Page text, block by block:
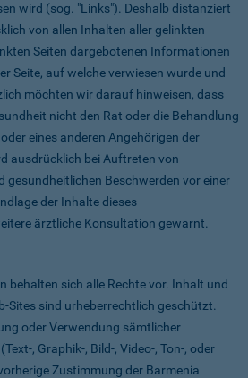
wird (sog. "Links"). Deshalb distanziert
von allen Inhalten aller gelinkten
Seiten dargebotenen Informationen
Seite, auf welche verwiesen wurde und
möchten wir darauf hinweisen, dass
nicht den Rat oder die Behandlung
eines anderen Angehörigen der
ausdrücklich bei Auftreten von
gesundheitlichen Beschwerden vor einer
der Inhalte dieses
ärztliche Konsultation gewarnt.
behalten sich alle Rechte vor. Inhalt und
Sites sind urheberrechtlich geschützt.
oder Verwendung sämtlicher
, Graphik-, Bild-, Video-, Ton-, oder
Zustimmung der Barmenia